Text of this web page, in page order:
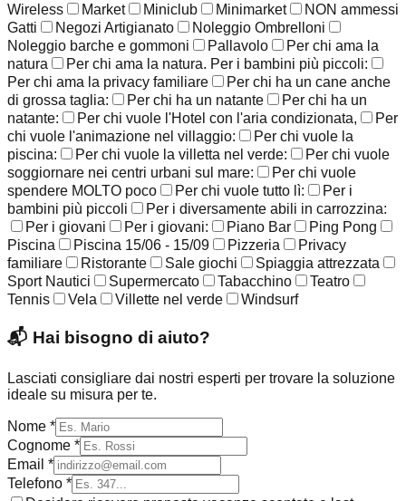
Wireless
Market Miniclub Minimarket
NON ammessi
Gatti
Negozi Artigianato
Noleggio Ombrelloni
Noleggio barche e gommoni
Pallavolo
Per chi ama la
natura
Per chi ama la natura. Per i bambini più piccoli:
Per chi ama la privacy familiare
Per chi ha un cane anche
di grossa taglia:
Per chi ha un natante
Per chi ha un
natante:
Per chi vuole l'Hotel con l'aria condizionata,
Per
chi vuole l'animazione nel villaggio:
Per chi vuole la
piscina:
Per chi vuole la villetta nel verde:
Per chi vuole
soggiornare nei centri urbani sul mare:
Per chi vuole
spendere MOLTO poco
Per chi vuole tutto lì:
Per i
bambini più piccoli
Per i diversamente abili in carrozzina:
Per i giovani
Per i giovani: Piano Bar
Ping Pong
Piscina
Piscina 15/06 - 15/09 Pizzeria
Privacy
familiare
Ristorante Sale giochi
Spiaggia attrezzata
Sport Nautici
Supermercato Tabacchino
Teatro
Tennis
Vela Villette nel verde Windsurf
📬 Hai bisogno di aiuto?
Lasciati consigliare dai nostri esperti per trovare la soluzione
ideale su misura per te.
Nome *
Cognome *
Email *
Telefono *